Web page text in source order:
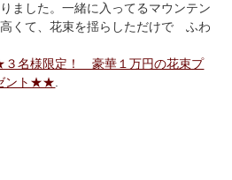
ました。一緒に入ってるマウンテン
くて、花束を揺らしただけで ふわ
名様限定！ 豪華１万円の花束プ
ント★★.